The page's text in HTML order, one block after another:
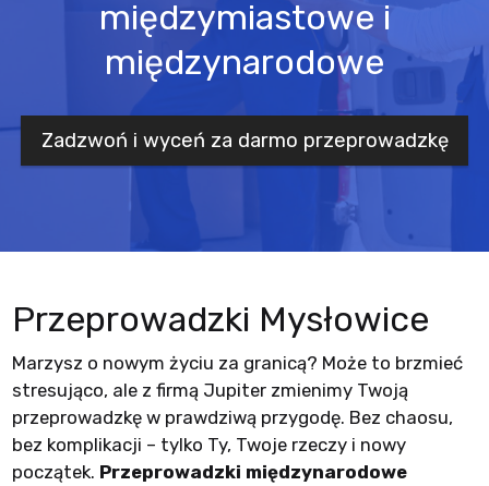
międzymiastowe i
międzynarodowe
Zadzwoń i wyceń za darmo przeprowadzkę
Przeprowadzki Mysłowice
Marzysz o nowym życiu za granicą? Może to brzmieć
stresująco, ale z firmą Jupiter zmienimy Twoją
przeprowadzkę w prawdziwą przygodę. Bez chaosu,
bez komplikacji – tylko Ty, Twoje rzeczy i nowy
początek. Przeprowadzki międzynarodowe